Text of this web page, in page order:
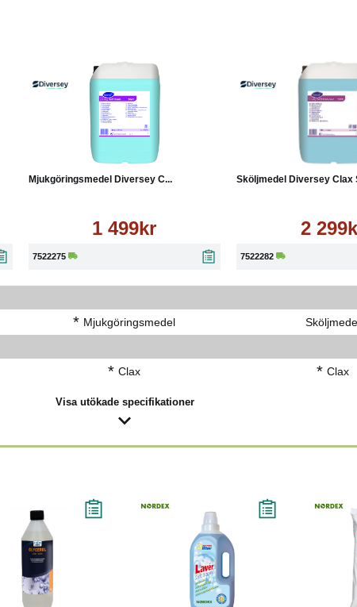
Mjukgöringsmedel Diversey C...
1 499kr
7522275
Läs mer
Sköljmedel Diversey Clax
2
7522282
* Mjukgöringsmedel
* Clax * Clax
Visa utökade specifikationer